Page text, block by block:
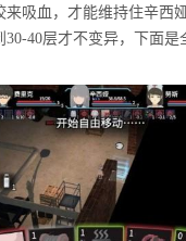
来吸血，才能维持住辛西
40层才不变异，下面是